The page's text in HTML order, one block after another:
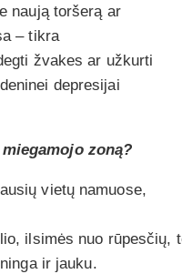
naują toršerą ar
– tikra
žvakes ar užkurti
depresijai
zoną?
vietų namuose,
ilsimės nuo rūpesčių,
ir jauku.